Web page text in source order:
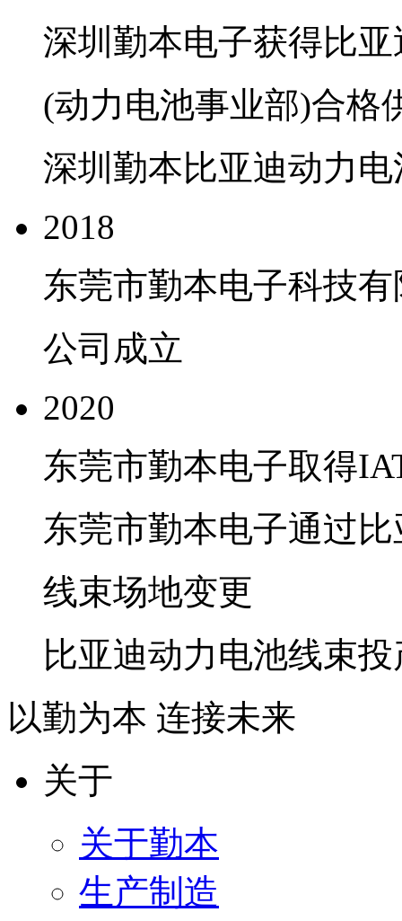
深圳勤本电子获得比亚
(动力电池事业部)合格
深圳勤本比亚迪动力
2018
东莞市勤本电子科技有
公司成立
2020
东莞市勤本电子取得
东莞市勤本电子通过
线束场地变更
比亚迪动力电池线束投
以勤为本 连接未来
关于
关于勤本
生产制造